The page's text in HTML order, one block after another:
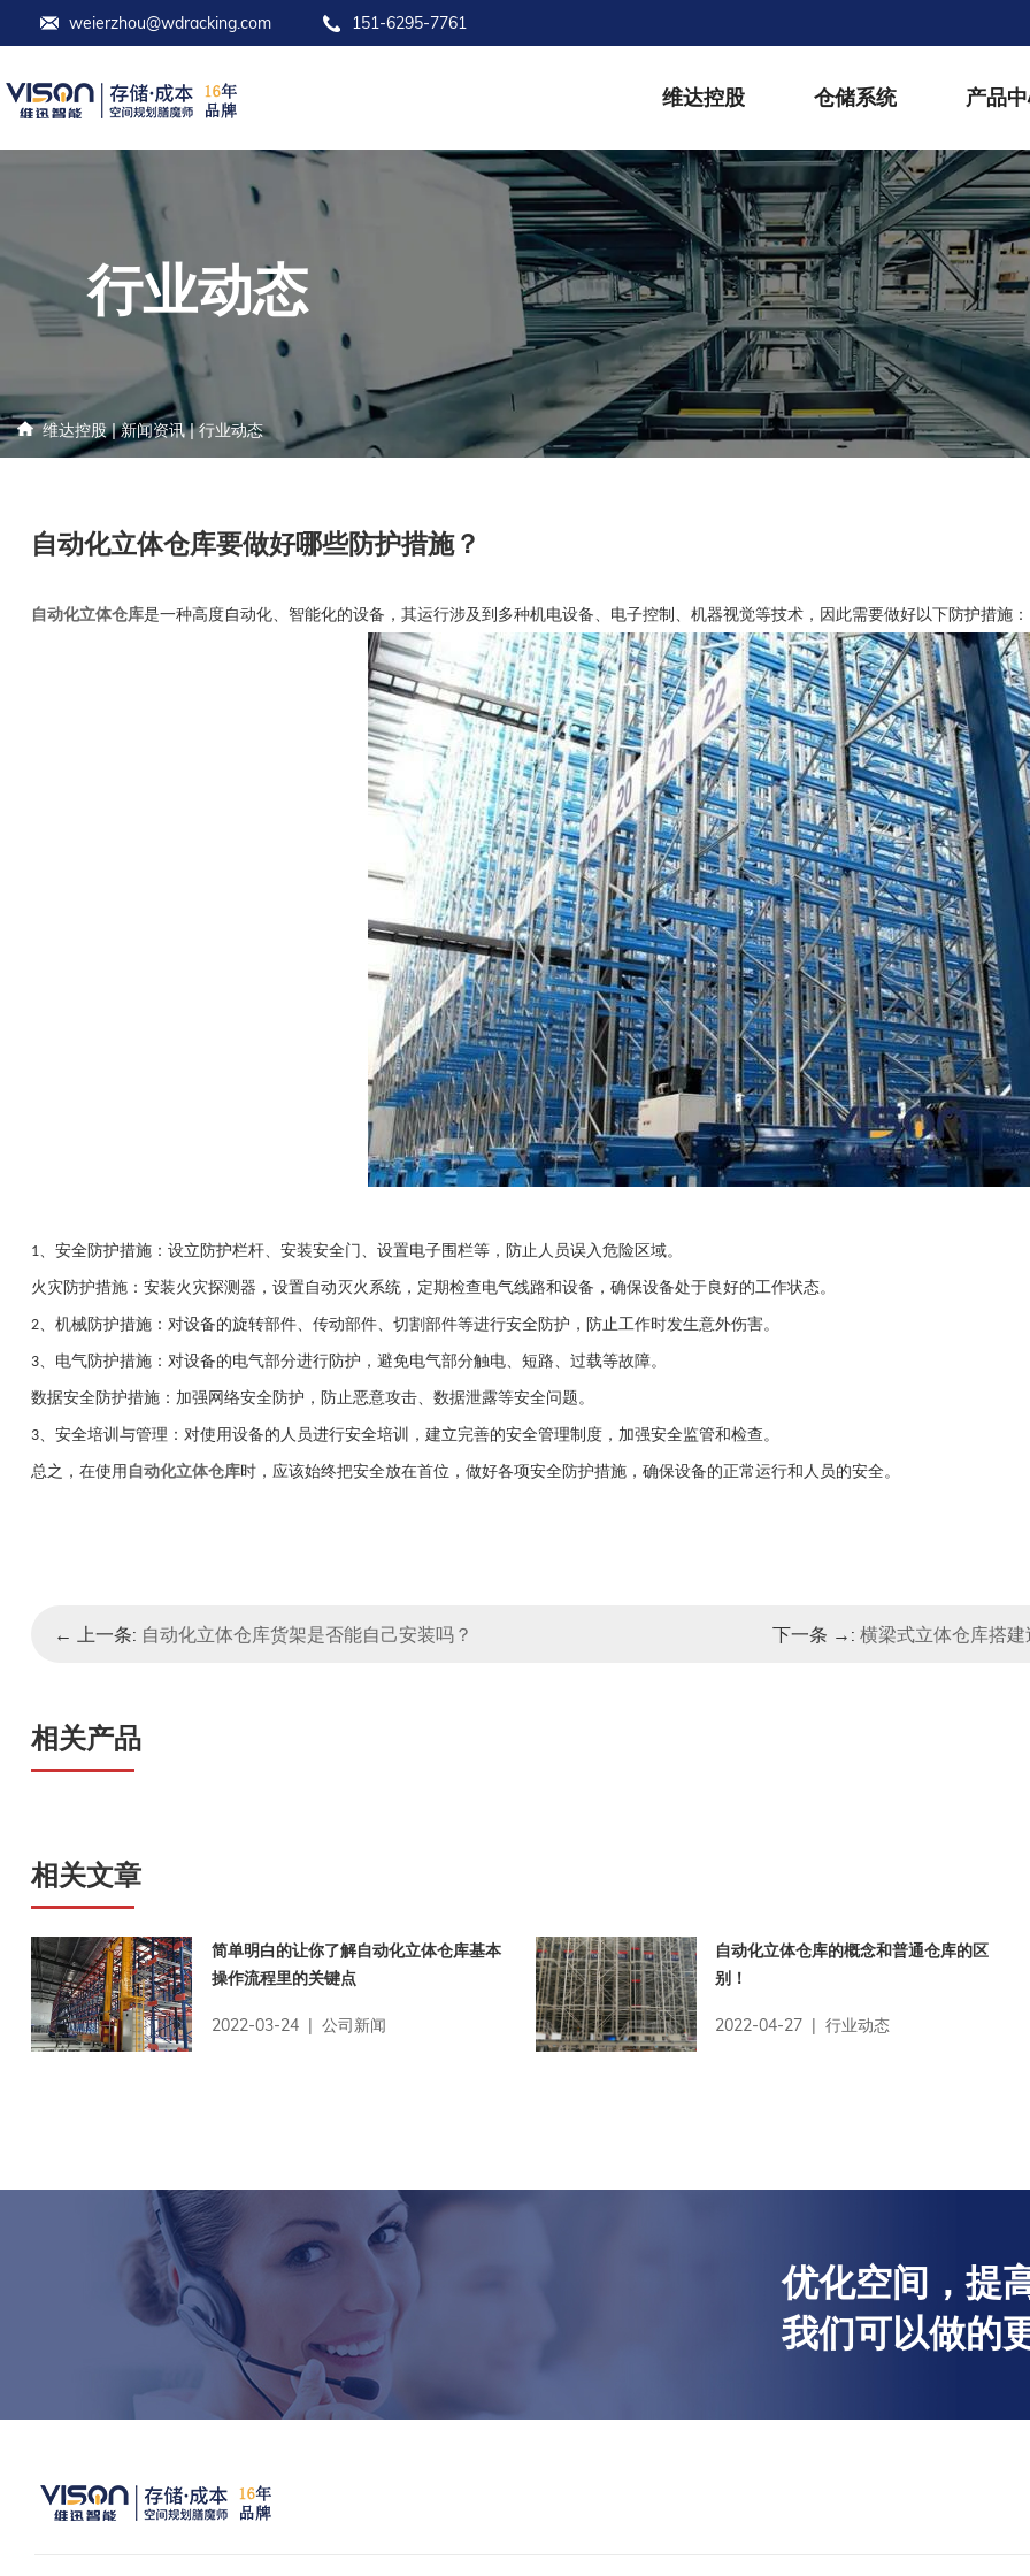
weierzhou@wdracking.com 151-6295-7761
维达控股 仓储系统 产品
行业动态
维达控股|新闻资讯|行业动态
自动化立体仓库要做好哪些防护措施？
自动化立体仓库是一种高度自动化、智能化的设备，其运行涉及到多种机电设备、电子控制、机器视觉等技术，因此需要做好以下防护措施：
1 安全防护措施：设立防护栏杆、安装安全门、设置电子围栏等，防止人员误入危险区域。
火灾防护措施：安装火灾探测器，设置自动灭火系统，定期检查电气线路和设备，确保设备处于良好的工作状态。
2、 机械防护措施：对设备的旋转部件、传动部件、切割部件等进行安全防护，防止工作时发生意外伤害。
3、 电气防护措施：对设备的电气部分进行防护，避免电气部分触电、短路、过载等故障。
数据安全防护措施：加强网络安全防护，防止恶意攻击、数据泄露等安全问题。
3、 安全培训与管理：对使用设备的人员进行安全培训，建立完善的安全管理制度，加强安全监管和检查。
总之，在使用 自动化立体仓库时，应该始终把安全放在首位，做好各项安全防护措施，确保设备的正常运行和人员的安全。
← 上一条: 自动化立体仓库货架是否能自己安装吗？ 下一条 →: 横梁式立体仓库搭
相关产品
相关文章
简单明白的让你了解自动化立体仓库基本
操作流程里的关键点
2022-03-24 | 公司新闻
自动化立体仓库的概念和普通仓库的区
别！
2022-04-27 | 行业动态
优化空间，提
我们可以做的